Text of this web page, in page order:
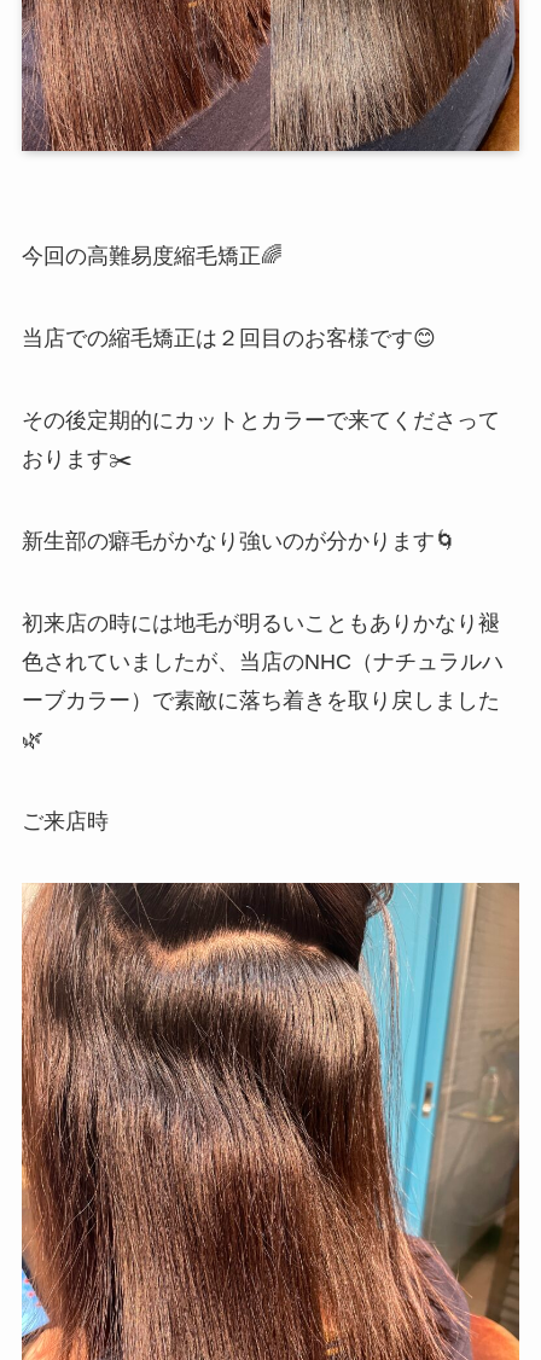
今回の高難易度縮毛矯正🌈
当店での縮毛矯正は２回目のお客様です😊
その後定期的にカットとカラーで来てくださって
おります✂️
新生部の癖毛がかなり強いのが分かります🌀
初来店の時には地毛が明るいこともありかなり褪
色されていましたが、当店のNHC（ナチュラルハ
ーブカラー）で素敵に落ち着きを取り戻しました
🌿
ご来店時